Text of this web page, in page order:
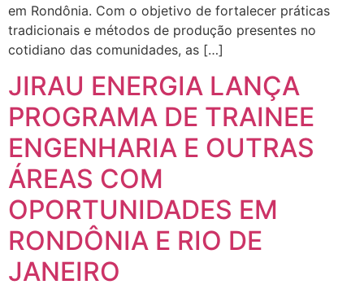
em Rondônia. Com o objetivo de fortalecer práticas
tradicionais e métodos de produção presentes no
cotidiano das comunidades, as […]
JIRAU ENERGIA LANÇA
PROGRAMA DE TRAINEE
ENGENHARIA E OUTRAS
ÁREAS COM
OPORTUNIDADES EM
RONDÔNIA E RIO DE
JANEIRO